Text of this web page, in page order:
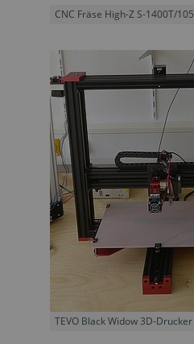
CNC Fräse High-Z S-1400T/105
TEVO Black Widow 3D-Drucker